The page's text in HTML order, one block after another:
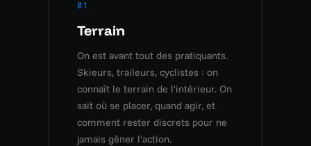
01
Terrain
On est avant tout des pratiquants.
Skieurs, traileurs, cyclistes : on
connaît le terrain de l'intérieur. On
sait où se placer, quand agir, et
comment rester discrets pour ne
jamais gêner l'action.